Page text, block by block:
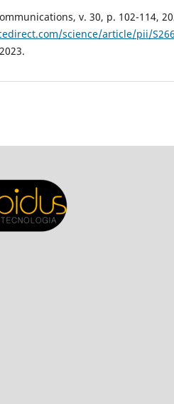
v. 30, p. 102-114,
science/article/pii/